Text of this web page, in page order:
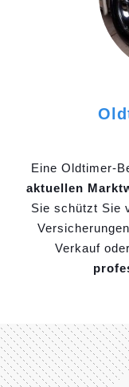
Eine Oldtimer-
aktuellen
Sie schützt Sie
Verkauf